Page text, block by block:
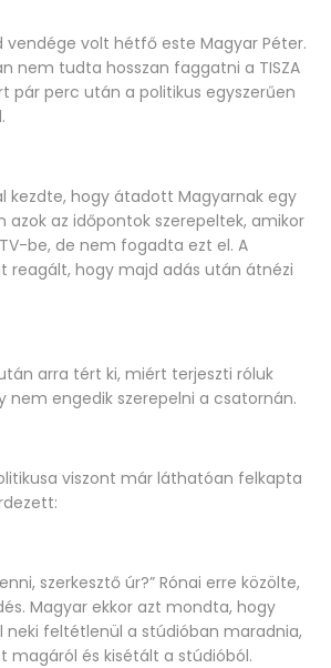
vendége volt hétfő este Magyar Péter.
nem tudta hosszan faggatni a TISZA
pár perc után a politikus egyszerűen
kezdte, hogy átadott Magyarnak egy
az időpontok szerepeltek, amikor
be, de nem fogadta ezt el. A
reagált, hogy majd adás után átnézi
arra tért ki, miért terjeszti róluk
nem engedik szerepelni a csatornán.
viszont már láthatóan felkapta
szerkesztő úr?” Rónai erre közölte,
Magyar ekkor azt mondta, hogy
neki feltétlenül a stúdióban maradnia,
magáról és kisétált a stúdióból.